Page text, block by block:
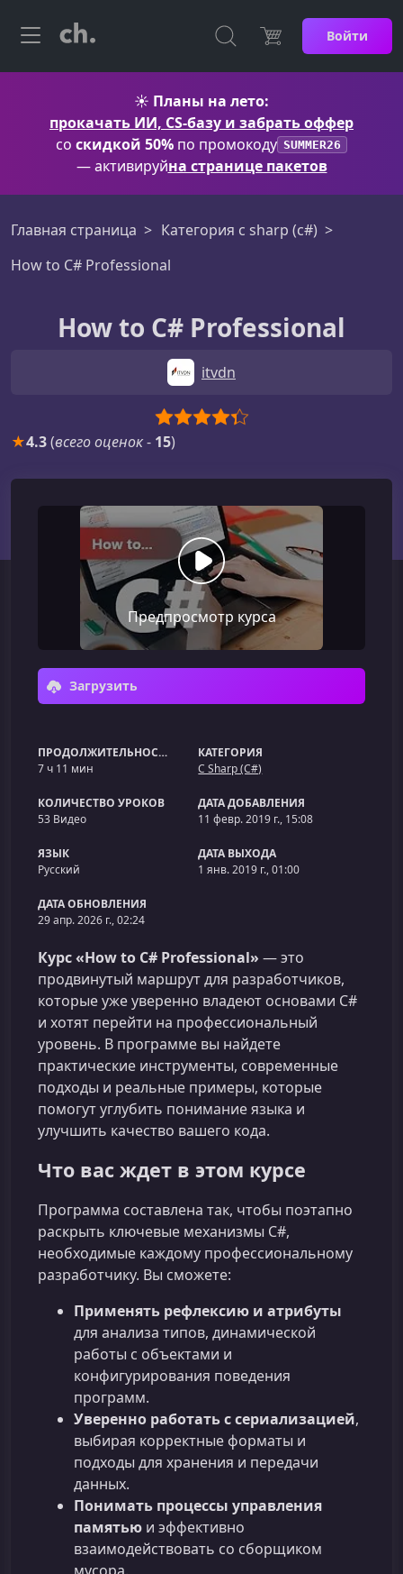
Войти
☀️ Планы на лето:
прокачать ИИ, CS-базу и забрать оффер
со скидкой 50% по промокоду SUMMER26
— активируйна странице пакетов
Главная страница
Категория c sharp (c#)
How to C# Professional
How to C# Professional
itvdn
★4.3(всего оценок- 15)
Предпросмотр курса
Загрузить
ПРОДОЛЖИТЕЛЬНОСТЬ
7 ч 11 мин
КАТЕГОРИЯ
C Sharp (C#)
КОЛИЧЕСТВО УРОКОВ
53 Видео
ДАТА ДОБАВЛЕНИЯ
11 февр. 2019 г., 15:08
ЯЗЫК
Русский
ДАТА ВЫХОДА
1 янв. 2019 г., 01:00
ДАТА ОБНОВЛЕНИЯ
29 апр. 2026 г., 02:24
Курс «How to C# Professional» — это
продвинутый маршрут для разработчиков,
которые уже уверенно владеют основами C#
и хотят перейти на профессиональный
уровень. В программе вы найдете
практические инструменты, современные
подходы и реальные примеры, которые
помогут углубить понимание языка и
улучшить качество вашего кода.
Что вас ждет в этом курсе
Программа составлена так, чтобы поэтапно
раскрыть ключевые механизмы C#,
необходимые каждому профессиональному
разработчику. Вы сможете:
Применять рефлексию и атрибуты
для анализа типов, динамической
работы с объектами и
конфигурирования поведения
программ.
Уверенно работать с сериализацией,
выбирая корректные форматы и
подходы для хранения и передачи
данных.
Понимать процессы управления
памятью и эффективно
взаимодействовать со сборщиком